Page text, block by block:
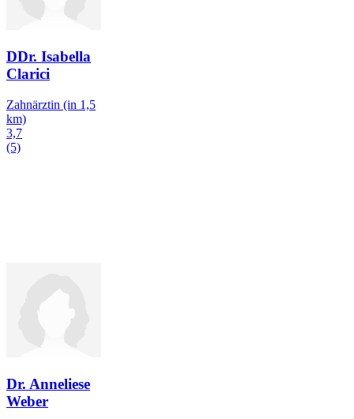
DDr. Isabella
Clarici
Zahnärztin (in 1,5
km)
3,7
(5)
Dr. Anneliese
Weber